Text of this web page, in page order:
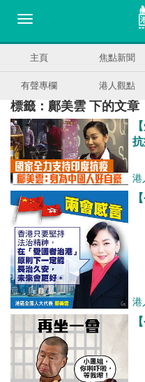
主頁 焦點新聞
有聲專欄 港人觀點
標籤：鄺美雲 下的文章
港
港